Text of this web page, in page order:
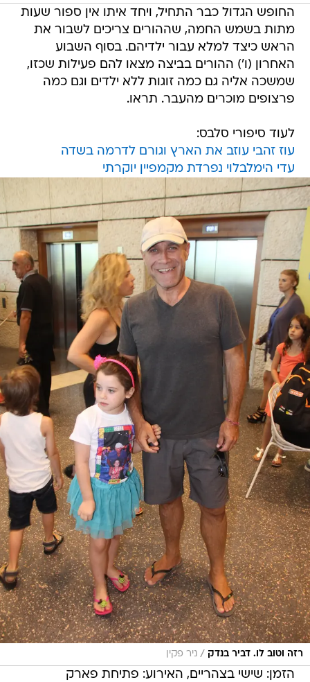
החופש הגדול כבר התחיל, ויחד איתו אין ספור שעות
מתות בשמש החמה, שההורים צריכים לשבור את
הראש כיצד למלא עבור ילדיהם. בסוף השבוע
האחרון (ו') ההורים בביצה מצאו להם פעילות שכזו,
שמשכה אליה גם כמה זוגות ללא ילדים וגם כמה
פרצופים מוכרים מהעבר. תראו.
לעוד סיפורי סלבס:
עוז זהבי עוזב את הארץ וגורם לדרמה בשדה
עדי הימלבלוי נפרדת מקמפיין יוקרתי
רזה וטוב לו. דביר בנדק / ניר פקין
הזמן: שישי בצהריים, האירוע: פתיחת פארק